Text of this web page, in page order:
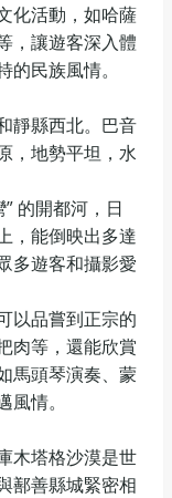
化活動，如哈薩
，讓遊客深入體
民族風情。
靜縣西北。巴音
，地勢平坦，水
的開都河，日
，能倒映出多達
多遊客和攝影愛
以品嘗到正宗的
肉等，還能欣賞
馬頭琴演奏、蒙
情。
木塔格沙漠是世
鄯善縣城緊密相